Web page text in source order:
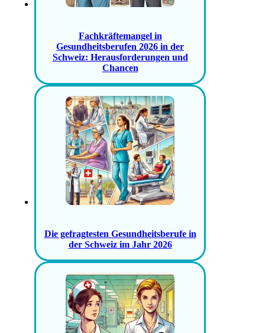
Fachkräftemangel in
Gesundheitsberufen 2026 in der
Schweiz: Herausforderungen und
Chancen
Die gefragtesten Gesundheitsberufe in
der Schweiz im Jahr 2026